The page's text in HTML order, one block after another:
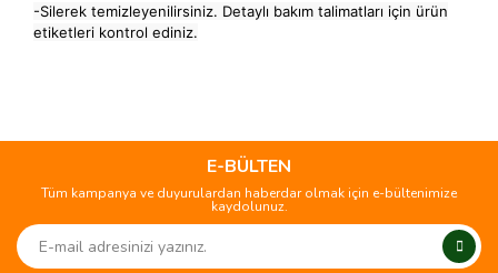
-Silerek temizleyenilirsiniz. Detaylı bakım talimatları için ürün
etiketleri kontrol ediniz.
Yorum Yaz
kullanarak tarafımıza iletebilirsiniz.
Görüş ve önerileriniz için teşekkür ederiz.
Ürün açıklamasında eksik bilgiler bulunuyor.
E-BÜLTEN
Tüm kampanya ve duyurulardan haberdar olmak için e-bültenimize
kaydolunuz.